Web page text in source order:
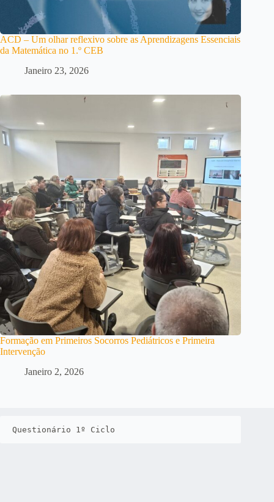
ACD – Um olhar reflexivo sobre as Aprendizagens Essenciais
da Matemática no 1.º CEB
Janeiro 23, 2026
Formação em Primeiros Socorros Pediátricos e Primeira
Intervenção
Janeiro 2, 2026
Questionário 1º Ciclo